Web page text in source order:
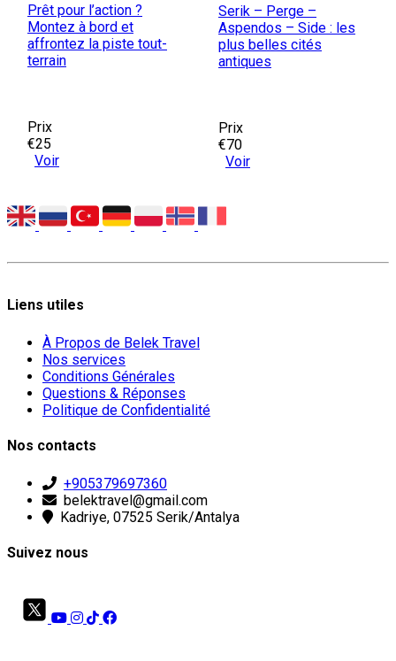
Prêt pour l’action ?
Montez à bord et
affrontez la piste tout-
terrain
Prix
€25
Voir
Serik – Perge –
Aspendos – Side : les
plus belles cités
antiques
Prix
€70
Voir
Liens utiles
À Propos de Belek Travel
Nos services
Conditions Générales
Questions & Réponses
Politique de Confidentialité
Nos contacts
+905379697360
belektravel@gmail.com
Kadriye, 07525 Serik/Antalya
Suivez nous